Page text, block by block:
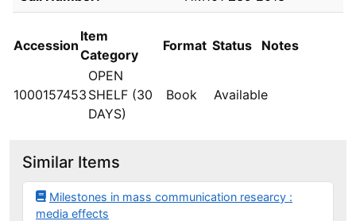
Accession
Item
Category
Format Status Notes
1000157453
OPEN
SHELF (30
DAYS)
Book Available
Similar Items
Milestones in mass communication researcy :
media effects